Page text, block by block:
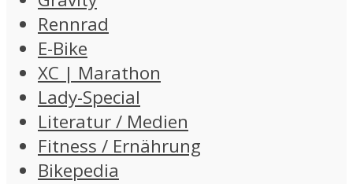
Rennrad
E-Bike
XC | Marathon
Lady-Special
Literatur / Medien
Fitness / Ernährung
Bikepedia